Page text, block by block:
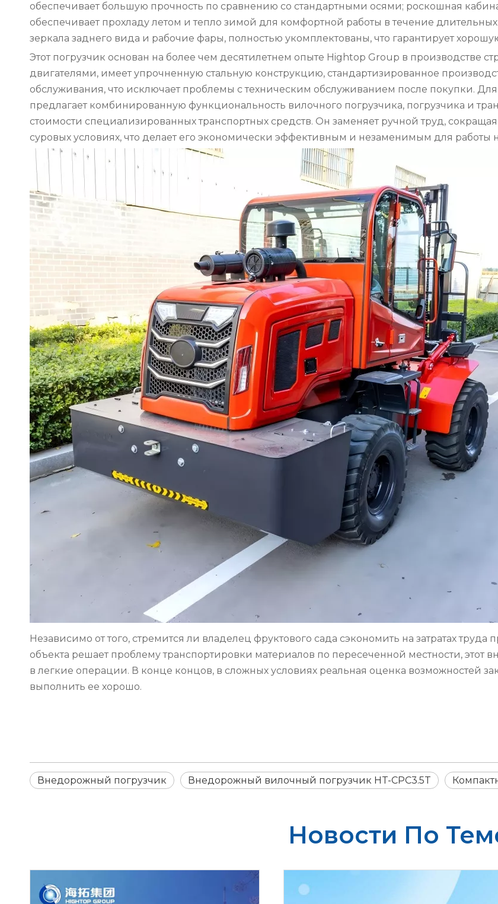
обеспечивает большую прочность по сравнению со стандартными осями; роскошная
обеспечивает прохладу летом и тепло зимой для комфортной работы в течение
зеркала заднего вида и рабочие фары, полностью укомплектованы, что гарантирует
Этот погрузчик основан на более чем десятилетнем опыте Hightop Group в
двигателями, имеет упрочненную стальную конструкцию, стандартизированное
обслуживания, что исключает проблемы с техническим обслуживанием после покупки.
предлагает комбинированную функциональность вилочного погрузчика, погрузчика и
стоимости специализированных транспортных средств. Он заменяет ручной труд,
суровых условиях, что делает его экономически эффективным и незаменимым для работы
Независимо от того, стремится ли владелец фруктового сада сэкономить на затратах
объекта решает проблему транспортировки материалов по пересеченной местности,
в легкие операции. В конце концов, в сложных условиях реальная оценка возможностей
выполнить ее хорошо.
Внедорожный погрузчик Внедорожный вилочный погрузчик HT-CPC3.5T
Новости По